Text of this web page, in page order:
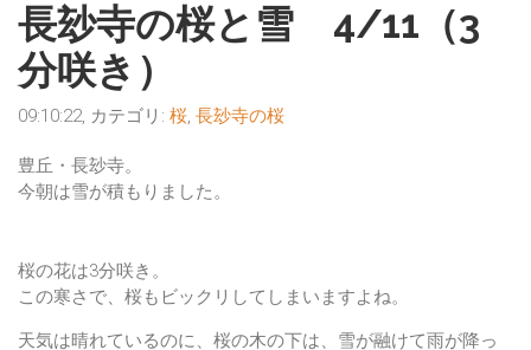
長玅寺の桜と雪 4/11（3
分咲き）
09:10:22, カテゴリ: 桜, 長玅寺の桜
豊丘・長玅寺。
今朝は雪が積もりました。
桜の花は3分咲き。
この寒さで、桜もビックリしてしまいますよね。
天気は晴れているのに、桜の木の下は、雪が融けて雨が降っ